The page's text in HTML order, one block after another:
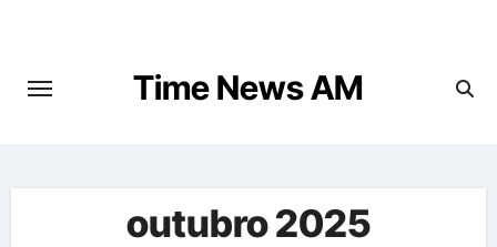
content
Time News AM
outubro 2025